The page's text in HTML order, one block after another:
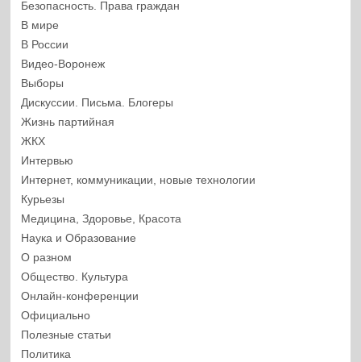
Безопасность. Права граждан
В мире
В России
Видео-Воронеж
Выборы
Дискуссии. Письма. Блогеры
Жизнь партийная
ЖКХ
Интервью
Интернет, коммуникации, новые технологии
Курьезы
Медицина, Здоровье, Красота
Наука и Образование
О разном
Общество. Культура
Онлайн-конференции
Официально
Полезные статьи
Политика